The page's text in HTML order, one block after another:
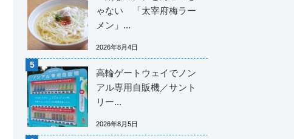
ゃない 「太宰府梅ラー
メン」...
2026年8月4日
高輪ゲートウェイでノン
アル専用自販機／サント
リー...
2026年8月5日